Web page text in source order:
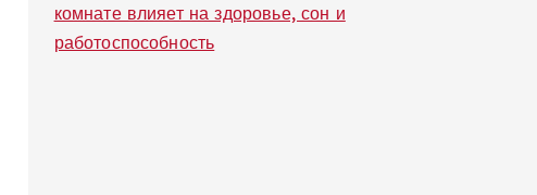
комнате влияет на здоровье, сон и
работоспособность